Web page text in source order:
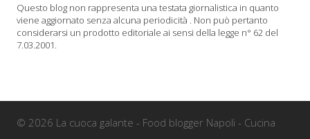
Questo blog non rappresenta una testata giornalistica in quanto
viene aggiornato senza alcuna periodicità . Non può pertanto
considerarsi un prodotto editoriale ai sensi della legge n° 62 del
7.03.2001.
© 2026 La cuoca galante - Food blogger Napoli - Cucina